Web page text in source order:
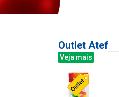
Outlet Atef
Veja mais